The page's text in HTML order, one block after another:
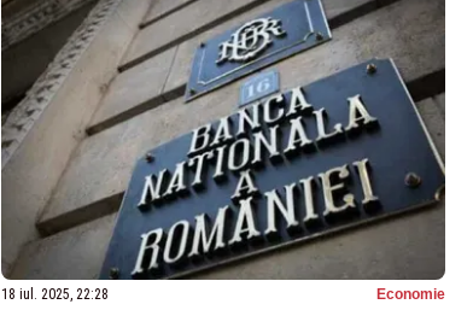
18 iul. 2025, 22:28 Economie